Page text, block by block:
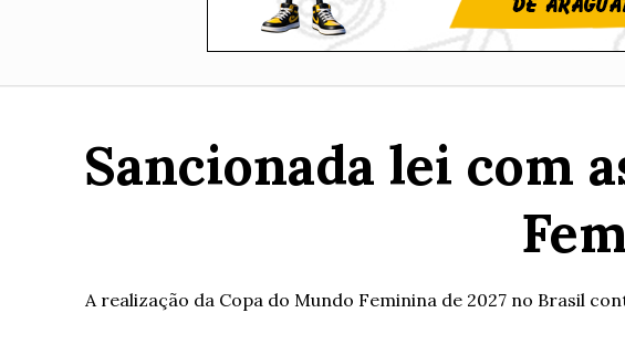
Sancionada lei com
A realização da Copa do Mundo Feminina de 2027 no Brasil